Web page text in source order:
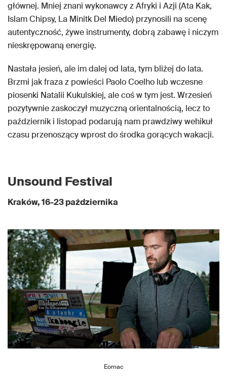
głównej. Mniej znani wykonawcy z Afryki i Azji (Ata Kak,
Islam Chipsy, La Minitk Del Miedo) przynosili na scenę
autentyczność, żywe instrumenty, dobrą zabawę i niczym
nieskrępowaną energię.
Nastała jesień, ale im dalej od lata, tym bliżej do lata.
Brzmi jak fraza z powieści Paolo Coelho lub wczesne
piosenki Natalii Kukulskiej, ale coś w tym jest. Wrzesień
pozytywnie zaskoczył muzyczną orientalnością, lecz to
październik i listopad podarują nam prawdziwy wehikuł
czasu przenoszący wprost do środka gorących wakacji.
Unsound Festival
Kraków, 16-23 października
Eomac